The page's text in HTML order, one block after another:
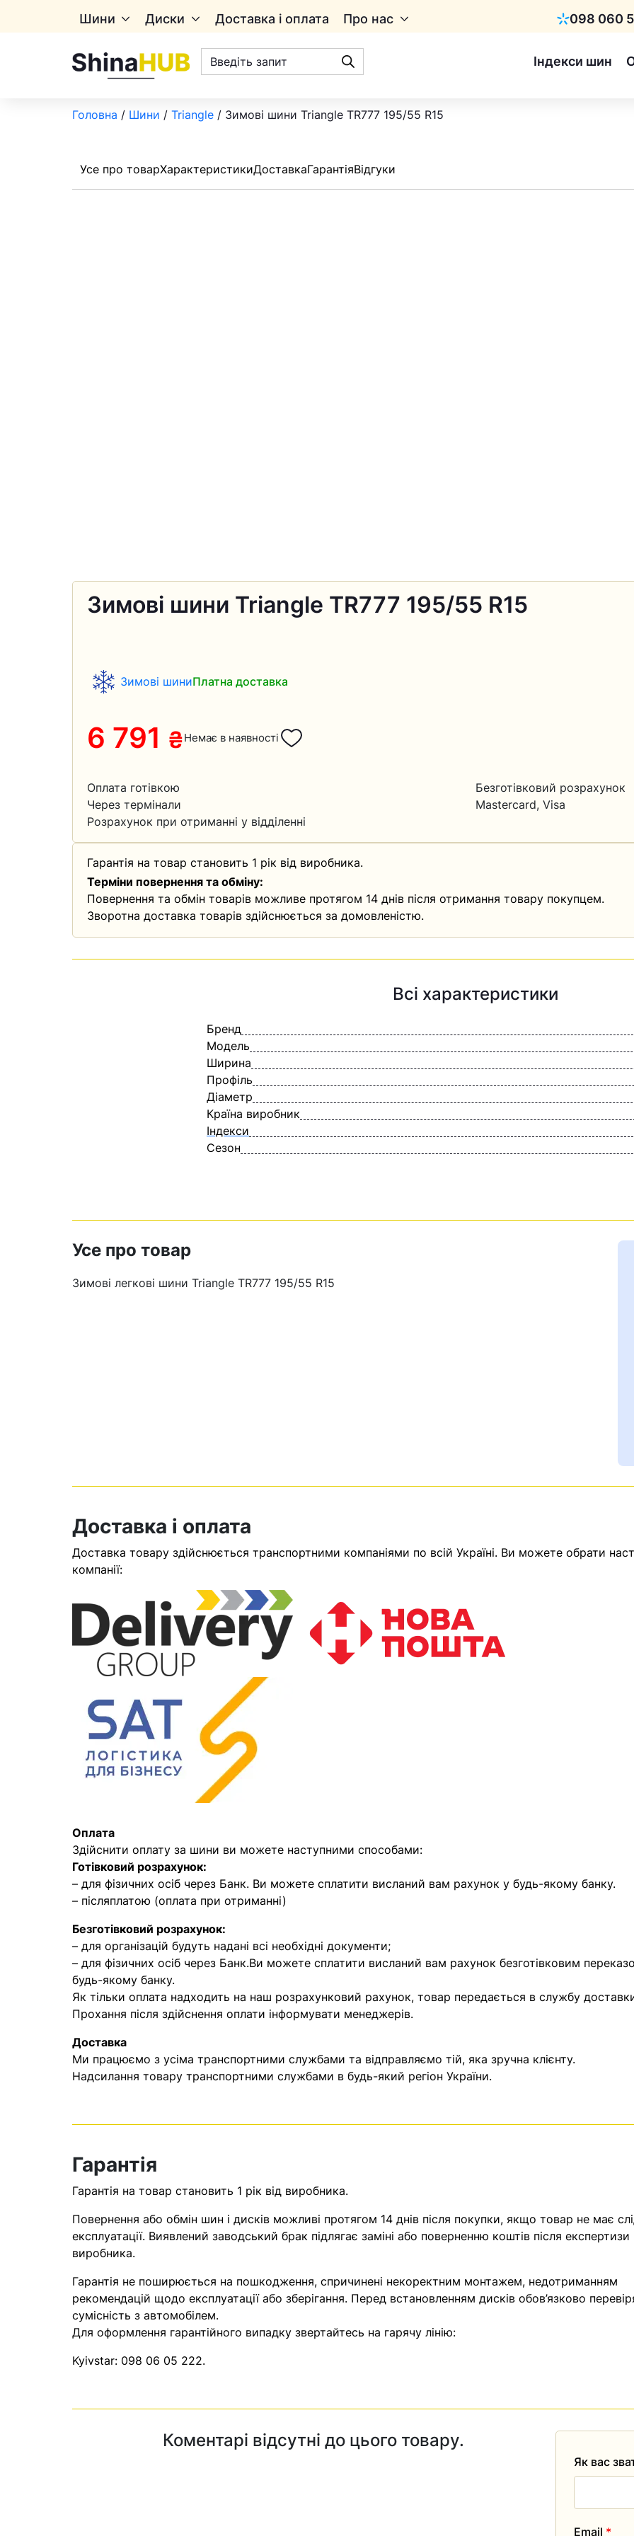
Шини Диски Доставка і оплата Про нас 098 060
Київстар
Пошук
товарів
Індекси шин
У кошику немає товарів.
Оператор зв’яжеться з
найближчим часом
Головна / Шини / Triangle / Зимові шини Triangle TR777 195/55 R15
Усе про товарХарактеристикиДоставкаГарантіяВідгуки
Зимові шини Triangle TR777 195/55 R15
Зимові шиниПлатна доставка
6 791 ₴Немає в наявності
Оплата готівкою
Безготівковий розрахунок
Через термінали
Mastercard, Visa
Розрахунок при отриманні у відділенні
Гарантія на товар становить 1 рік від виробника.
Терміни повернення та обміну:
Повернення та обмін товарів можливе протягом 14 днів після отримання товару покупцем.
Зворотна доставка товарів здійснюється за домовленістю.
Всі характеристики
Бренд
Модель
Ширина
Профіль
Діаметр
Країна виробник
Індекси
Сезон
Усе про товар
Зимові легкові шини Triangle TR777 195/55 R15
Доставка і оплата
Доставка товару здійснюється транспортними компаніями по всій Україні. Ви можете обрати
компанії:
Оплата
Здійснити оплату за шини ви можете наступними способами:
Готівковий розрахунок:
– для фізичних осіб через Банк. Ви можете сплатити висланий вам рахунок у будь-якому банку.
– післяплатою (оплата при отриманні)
Безготівковий розрахунок:
– для організацій будуть надані всі необхідні документи;
– для фізичних осіб через Банк.Ви можете сплатити висланий вам рахунок безготівковим
будь-якому банку.
Як тільки оплата надходить на наш розрахунковий рахунок, товар передається в службу
Прохання після здійснення оплати інформувати менеджерів.
Доставка
Ми працюємо з усіма транспортними службами та відправляємо тій, яка зручна клієнту.
Надсилання товару транспортними службами в будь-який регіон України.
Гарантія
Гарантія на товар становить 1 рік від виробника.
Повернення або обмін шин і дисків можливі протягом 14 днів після покупки, якщо товар не має
експлуатації. Виявлений заводський брак підлягає заміні або поверненню коштів після експертизи
виробника.
Гарантія не поширюється на пошкодження, спричинені некоректним монтажем, недотриманням
рекомендацій щодо експлуатації або зберігання. Перед встановленням дисків обов’язково
сумісність з автомобілем.
Для оформлення гарантійного випадку звертайтесь на гарячу лінію:
Kyivstar: 098 06 05 222.
Коментарі відсутні до цього товару.
Як вас
Email *